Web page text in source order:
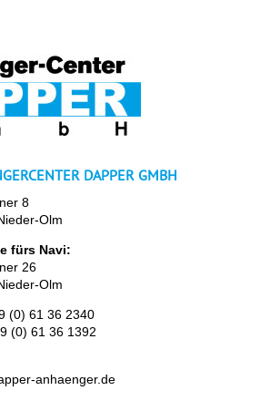
DAPPER GMBH
8
Olm
fürs Navi:
26
Olm
(0) 61 36 2340
(0) 61 36 1392
anhaenger.de